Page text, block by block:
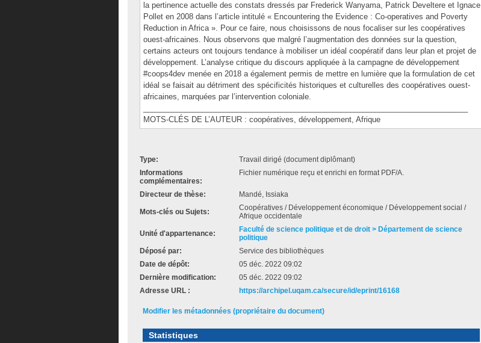
la pertinence actuelle des constats dressés par Frederick Wanyama, Patrick Develtere et Ignace
Pollet en 2008 dans l’article intitulé « Encountering the Evidence : Co-operatives and Poverty
Reduction in Africa ». Pour ce faire, nous choisissons de nous focaliser sur les coopératives
ouest-africaines. Nous observons que malgré l’augmentation des données sur la question,
certains acteurs ont toujours tendance à mobiliser un idéal coopératif dans leur plan et projet de
développement. L’analyse critique du discours appliquée à la campagne de développement
#coops4dev menée en 2018 a également permis de mettre en lumière que la formulation de cet
idéal se faisait au détriment des spécificités historiques et culturelles des coopératives ouest-
africaines, marquées par l’intervention coloniale.
MOTS-CLÉS DE L’AUTEUR : coopératives, développement, Afrique
Type:
Travail dirigé (document diplômant)
Informations
complémentaires:
Fichier numérique reçu et enrichi en format PDF/A.
Directeur de thèse: Mandé, Issiaka
Mots-clés ou Sujets:
Coopératives / Développement économique / Développement social /
Afrique occidentale
Unité d'appartenance:
Faculté de science politique et de droit > Département de science
politique
Déposé par:
Service des bibliothèques
Date de dépôt:
05 déc. 2022 09:02
Dernière modification:
05 déc. 2022 09:02
Adresse URL :
https://archipel.uqam.ca/secure/id/eprint/16168
Modifier les métadonnées (propriétaire du document)
Statistiques